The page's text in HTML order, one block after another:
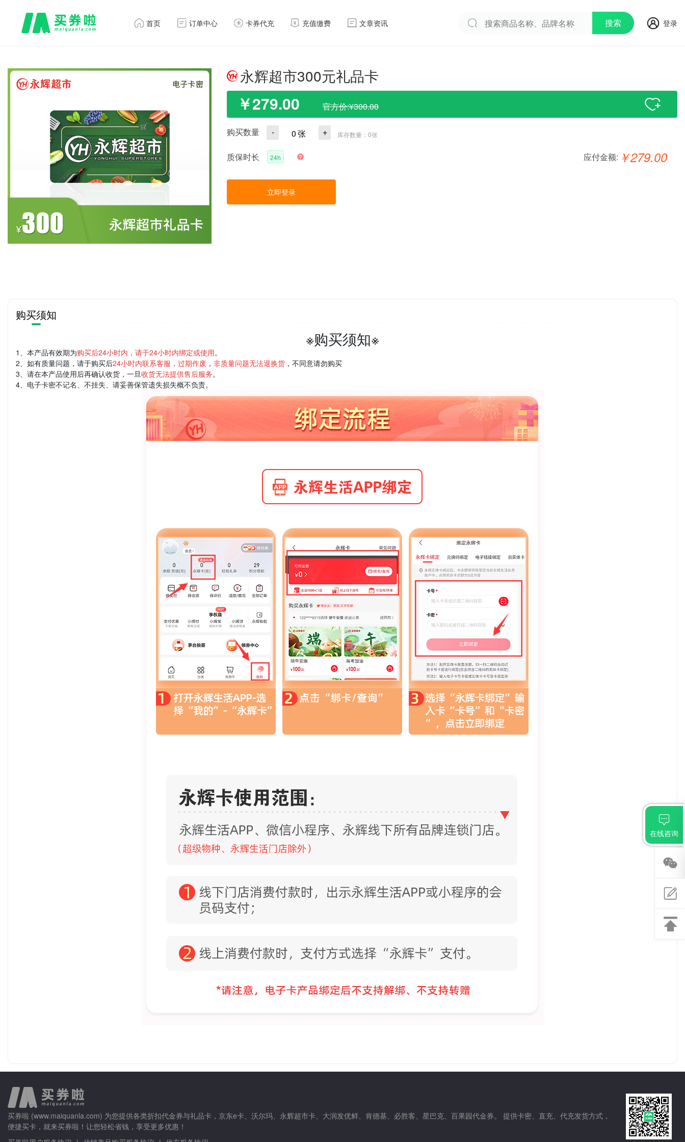
首页 订单中心 卡券代充 充值缴费 文章资讯 搜索 登录
永辉超市300元礼品卡
￥279.00 官方价:¥300.00
购买数量 - 0张 + 库存数量： 0张
质保时长 24h ? 应付金额: ￥279.00
立即登录
购买须知
※购买须知※
1、本产品有效期为购买后24小时内，请于24小时内绑定或使用。
2、如有质量问题，请于购买后24小时内联系客服，过期作废 ， 非质量问题无法退换货 ，不同意请勿购买
3、请在本产品使用后再确认收货，一旦收货无法提供售后服务。
4、电子卡密不记名、不挂失、请妥善保管遗失损失概不负责。
买券啦 (www.maiquanla.com) 为您提供各类折扣代金券与礼品卡，京东e卡、沃尔玛、永辉超市卡、大润发优鲜、肯德基、必胜客、星巴克、百果园代金券。 提供卡密、直充、代充发货方式，
便捷买卡，就来买券啦！让您轻松省钱，享受更多优惠！
在线咨询
关注
微信
意见
反馈